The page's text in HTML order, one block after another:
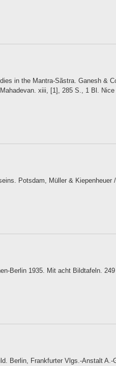
in the Mantra-Sãstra. Ganesh &
xiii, [1], 285 S., 1 Bl.
Potsdam, Müller &
Berlin 1935. Mit acht Bildtafeln.
Berlin, Frankfurter Vlgs.-Anstalt